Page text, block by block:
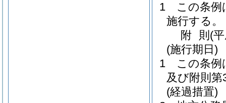
1
この条例
施行する。
附 則 (
(施行期日)
1
この条例
及び附則
(経過措置)